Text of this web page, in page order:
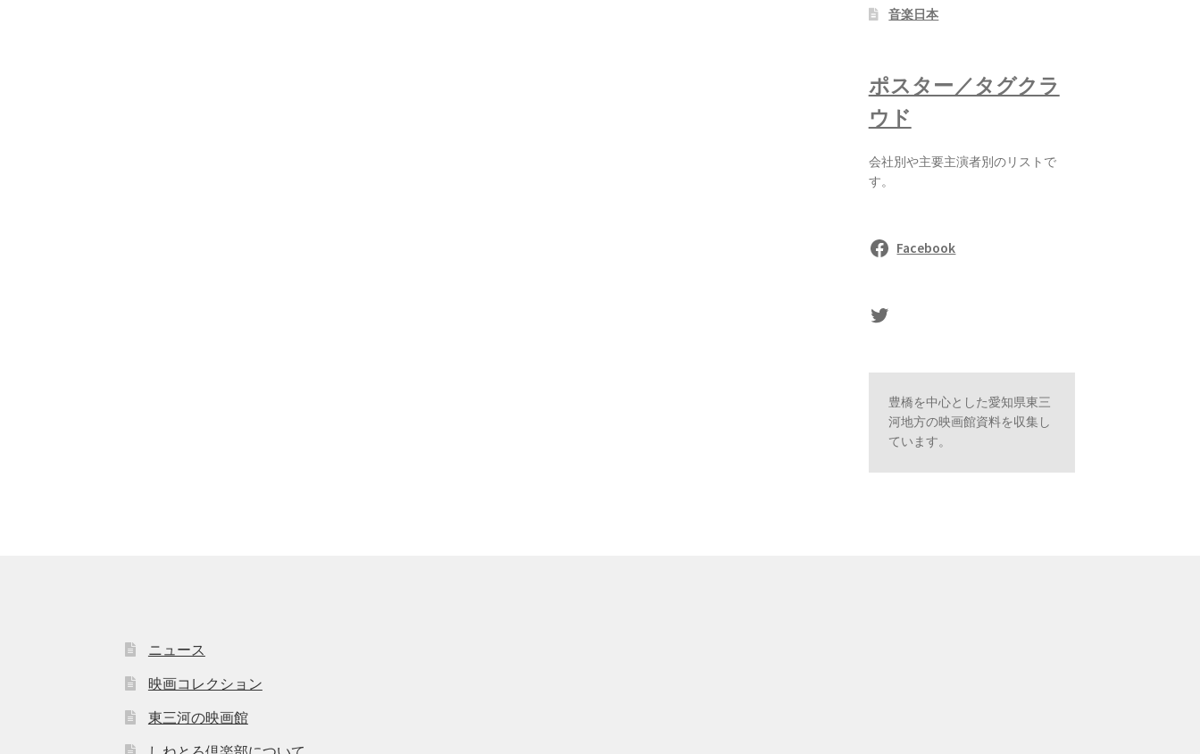
音楽日本
ポスター／タグクラ
ウド
会社別や主要主演者別のリストで
す。
Facebook
sasaki's Twitter
豊橋を中心とした愛知県東三
河地方の映画館資料を収集し
ています。
ニュース
映画コレクション
東三河の映画館